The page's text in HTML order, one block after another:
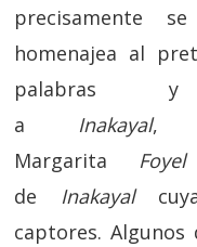
precisamente
homenajea al
palabras
a Inakayal,
Margarita
de Inakayal
captores.